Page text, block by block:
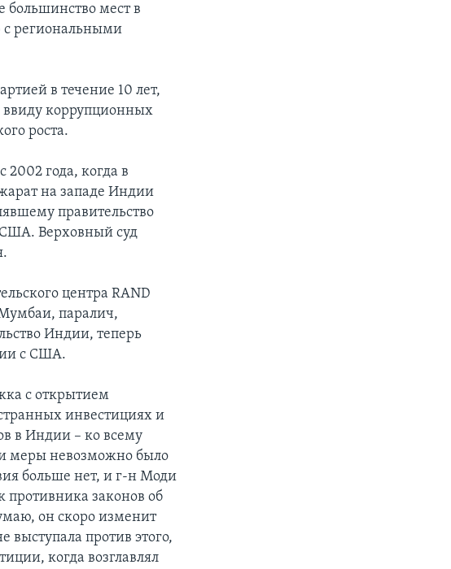
большинство мест в
с региональными
в течение 10 лет,
ввиду коррупционных
роста.
года, когда в
на западе Индии
правительство
США. Верховный суд
центра RAND
паралич,
Индии, теперь
с США.
с открытием
инвестициях и
в Индии – ко всему
меры невозможно было
больше нет, и г-н Моди
противника законов об
он скоро изменит
выступала против этого,
когда возглавлял